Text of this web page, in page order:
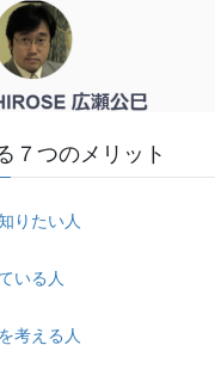
７つのメリット
りたい人
いる人
考える人